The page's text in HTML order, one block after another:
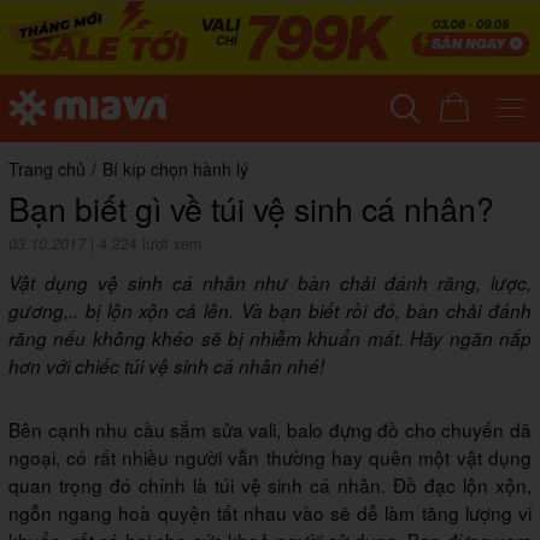
Trang chủ / Bí kíp chọn hành lý
Bạn biết gì về túi vệ sinh cá nhân?
03.10.2017 4,224 lượt xem
Vật dụng vệ sinh cá nhân như bàn chải đánh răng, lược,
gương,.. bị lộn xộn cả lên. Và bạn biết rồi đó, bàn chải đánh
răng nếu không khéo sẽ bị nhiễm khuẩn mất. Hãy ngăn nắp
hơn với chiếc túi vệ sinh cá nhân nhé!
Bên cạnh nhu cầu sắm sửa vali, balo đựng đồ cho chuyến dã
ngoại, có rất nhiều người vẫn thường hay quên một vật dụng
quan trọng đó chính là túi vệ sinh cá nhân. Đồ đạc lộn xộn,
ngỗn ngang hoà quyện tất nhau vào sẽ dễ làm tăng lượng vi